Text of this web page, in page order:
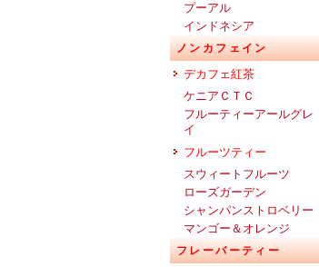
プーアル
インドネシア
ノンカフェイン
デカフェ紅茶
ケニアＣＴＣ
フルーティーアールグレ
イ
フルーツティー
スウィートフルーツ
ローズガーデン
シャンパンストロベリー
マンゴー＆オレンジ
フレーバーティー